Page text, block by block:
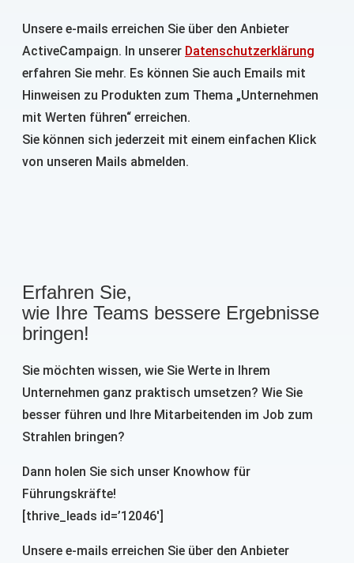
Unsere e-mails erreichen Sie über den Anbieter
ActiveCampaign. In unserer Datenschutzerklärung
erfahren Sie mehr. Es können Sie auch Emails mit
Hinweisen zu Produkten zum Thema „Unternehmen
mit Werten führen“ erreichen.
Sie können sich jederzeit mit einem einfachen Klick
von unseren Mails abmelden.
Erfahren Sie,
wie Ihre Teams bessere Ergebnisse
bringen!
Sie möchten wissen, wie Sie Werte in Ihrem
Unternehmen ganz praktisch umsetzen? Wie Sie
besser führen und Ihre Mitarbeitenden im Job zum
Strahlen bringen?
Dann holen Sie sich unser Knowhow für
Führungskräfte!
[thrive_leads id=’12046′]
Unsere e-mails erreichen Sie über den Anbieter